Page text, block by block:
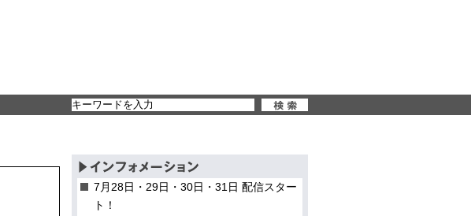
7月28日・29日・30日・31日 配信スター
ト！